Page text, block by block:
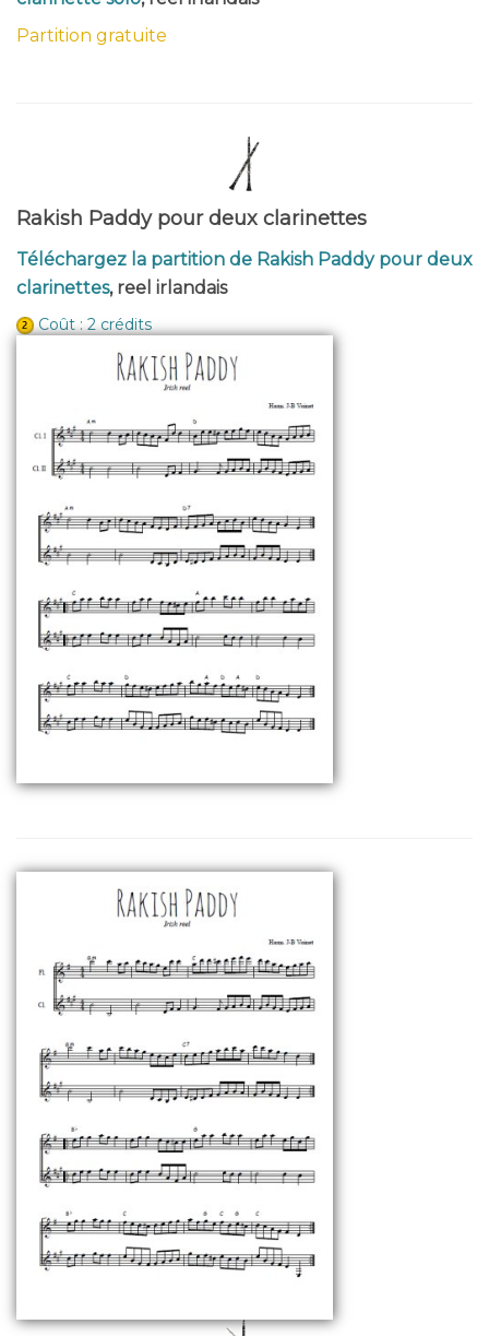
Partition gratuite
Rakish Paddy pour deux clarinettes
Téléchargez la partition de Rakish Paddy pour deux
clarinettes, reel irlandais
Coût : 2 crédits